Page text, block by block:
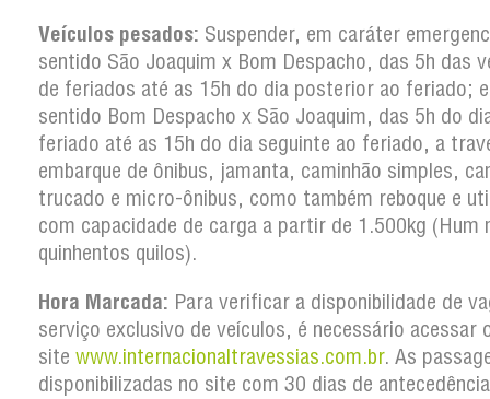
Veículos pesados: Suspender, em caráter
sentido São Joaquim x Bom Despacho, das 5h das
de feriados até as 15h do dia posterior ao feriado;
sentido Bom Despacho x São Joaquim, das 5h do
feriado até as 15h do dia seguinte ao feriado, a
embarque de ônibus, jamanta, caminhão simples,
trucado e micro-ônibus, como também reboque e
com capacidade de carga a partir de 1.500kg (Hum
quinhentos quilos).
Hora Marcada: Para verificar a disponibilidade de
serviço exclusivo de veículos, é necessário acessar
site www.internacionaltravessias.com.br. As
disponibilizadas no site com 30 dias de